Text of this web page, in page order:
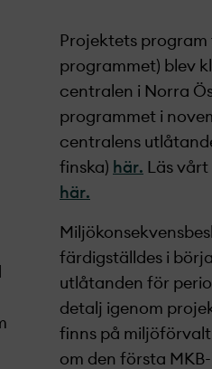
Projekt­ets program
programmet) blev
centralen i Norra
programmet i
centralens
finska) här. Läs
här.
färdigställdes i
utlåtanden för
detalj igenom
finns på
om den första